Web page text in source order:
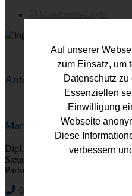
Auf unserer
zum Einsatz, um
Datenschutz
Essenziellen
Einwilligung
Webseite
Diese
verbessern
Autor
Mario Fuhs
Dipl.-Kfm. (FH)
Steuerberater
Partner
0221 - 752113-0